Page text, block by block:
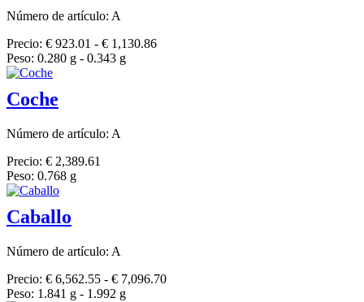
Número de artículo: A
Precio: € 923.01 - € 1,130.86
Peso: 0.280 g - 0.343 g
Coche
Número de artículo: A
Precio: € 2,389.61
Peso: 0.768 g
Caballo
Número de artículo: A
Precio: € 6,562.55 - € 7,096.70
Peso: 1.841 g - 1.992 g